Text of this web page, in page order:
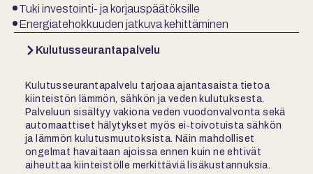
Tuki investointi- ja korjauspäätöksille
Energiatehokkuuden jatkuva kehittäminen
Kulutusseurantapalvelu
Kulutusseurantapalvelu tarjoaa ajantasaista tietoa
kiinteistön lämmön, sähkön ja veden kulutuksesta.
Palveluun sisältyy vakiona veden vuodonvalvonta sekä
automaattiset hälytykset myös ei‑toivotuista sähkön
ja lämmön kulutusmuutoksista. Näin mahdolliset
ongelmat havaitaan ajoissa ennen kuin ne ehtivät
aiheuttaa kiinteistölle merkittäviä lisäkustannuksia.